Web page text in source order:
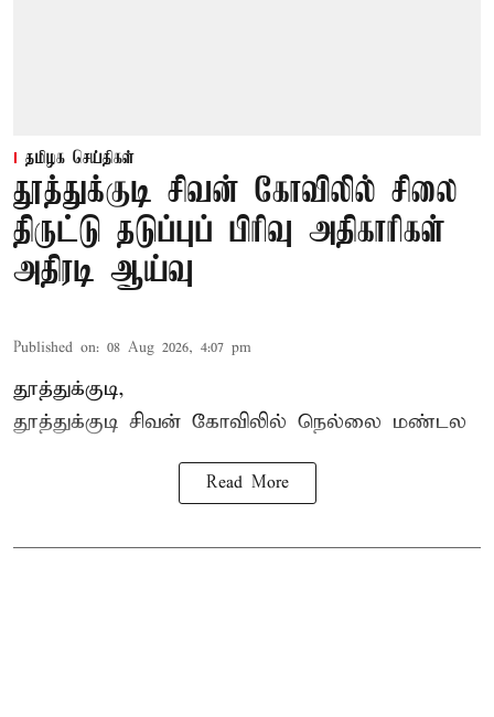
தமிழக செய்திகள்
தூத்துக்குடி சிவன் கோவிலில் சிலை
திருட்டு தடுப்புப் பிரிவு அதிகாரிகள்
அதிரடி ஆய்வு
Published on: 08 Aug 2026, 4:07 pm
தூத்துக்குடி,
தூத்துக்குடி சிவன் கோவிலில் நெல்லை மண்டல
Read More